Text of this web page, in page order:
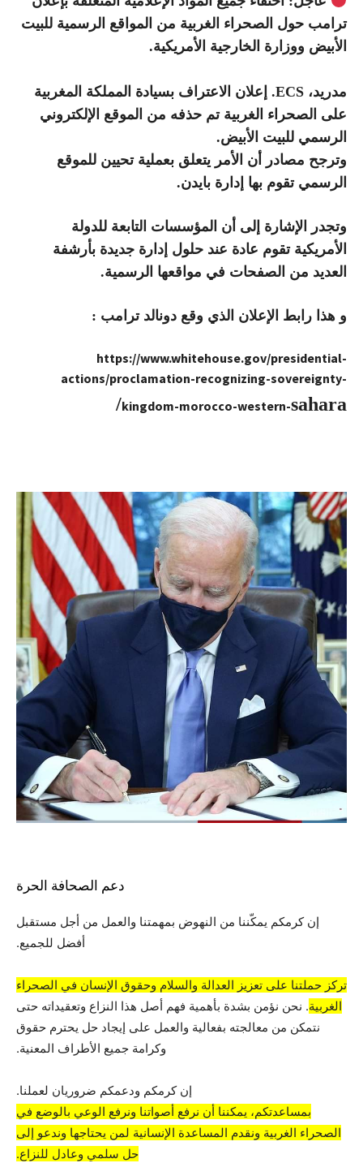
ترامب حول الصحراء الغربية من المواقع الرسمية للبيت
الأبيض ووزارة الخارجية الأمريكية.
مدريد، ECS. إعلان الاعتراف بسيادة المملكة المغربية
على الصحراء الغربية تم حذفه من الموقع الإلكتروني
الرسمي للبيت الأبيض.
وترجح مصادر أن الأمر يتعلق بعملية تحيين للموقع
الرسمي تقوم بها إدارة بايدن.
وتجدر الإشارة إلى أن المؤسسات التابعة للدولة
الأمريكية تقوم عادة عند حلول إدارة جديدة بأرشفة
العديد من الصفحات في مواقعها الرسمية.
و هذا رابط الإعلان الذي وقع دونالد ترامب :
https://www.whitehouse.gov/presidential-
actions/proclamation-recognizing-sovereignty-
kingdom-morocco-western-sahara/
دعم الصحافة الحرة
إن كرمكم يمكّننا من النهوض بمهمتنا والعمل من أجل مستقبل
أفضل للجميع.
تركز حملتنا على تعزيز العدالة والسلام وحقوق الإنسان في الصحراء
الغربية. نحن نؤمن بشدة بأهمية فهم أصل هذا النزاع وتعقيداته حتى
نتمكن من معالجته بفعالية والعمل على إيجاد حل يحترم حقوق
وكرامة جميع الأطراف المعنية.
إن كرمكم ودعمكم ضروريان لعملنا.
بمساعدتكم، يمكننا أن نرفع أصواتنا ونرفع الوعي بالوضع في
الصحراء الغربية ونقدم المساعدة الإنسانية لمن يحتاجها وندعو إلى
حل سلمي وعادل للنزاع.